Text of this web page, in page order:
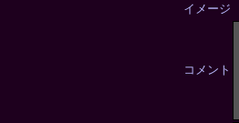
イメージ
コメント